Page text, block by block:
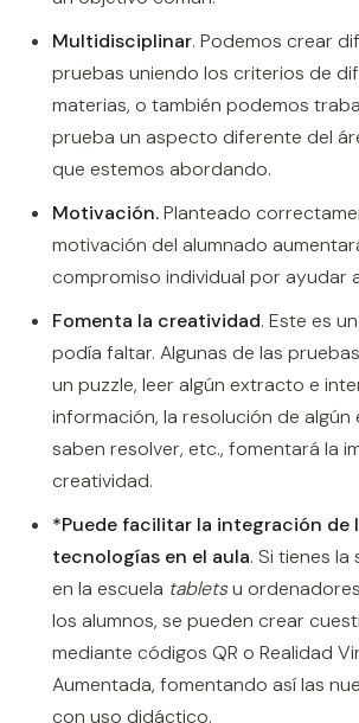
Multidisciplinar. Podemos crear
pruebas uniendo los criterios de
materias, o también podemos
prueba un aspecto diferente del
que estemos abordando.
Motivación.Planteado
motivación del alumnado
compromiso individual por ayudar
Fomenta la creatividad. Este es
podía faltar. Algunas de las
un puzzle, leer algún extracto e
información, la resolución de algún
saben resolver, etc., fomentará la
creatividad.
*Puede facilitar la integración de
tecnologías en el aula. Si tienes
en la escuela tabletsu
los alumnos, se pueden crear
mediante códigos QR o Realidad
Aumentada, fomentando así las
con uso didáctico.